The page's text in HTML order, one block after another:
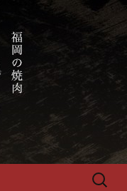
送の厳選黒
肉店
自慢の福岡市
検